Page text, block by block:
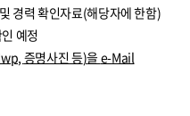
경력 확인자료(해당자에 한함)
예정
증명사진 등)을 e-Mail